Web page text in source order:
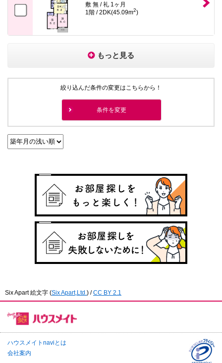
敷 無 / 礼 1ヶ月
1階 / 2DK(45.09m2)
もっと見る
絞り込んだ条件の変更はこちらから！
条件を変更
Six Apart 絵文字 (Six Apart,Ltd. ) /CC BY 2.1
ハウスメイトnaviとは
会社案内